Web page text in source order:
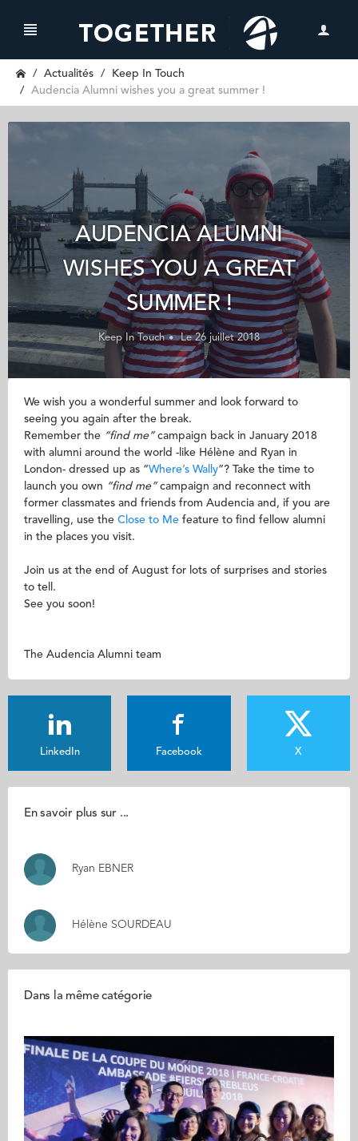
Actualités
Keep In Touch
Audencia Alumni wishes you a great summer !
AUDENCIA ALUMNI
WISHES YOU A GREAT
SUMMER !
Keep In Touch Le 26 juillet 2018
We wish you a wonderful summer and look forward to
seeing you again after the break.
Remember the “find me”campaign back in January 2018
with alumni around the world -like Hélène and Ryan in
London- dressed up as “Where’s Wally”? Take the time to
launch you own “find me”campaign and reconnect with
former classmates and friends from Audencia and, if you are
travelling, use the Close to Me feature to find fellow alumni
in the places you visit.
Join us at the end of August for lots of surprises and stories
to tell.
See you soon!
The Audencia Alumni team
LinkedIn Facebook X
En savoir plus sur ...
Ryan EBNER
Hélène SOURDEAU
Dans la même catégorie